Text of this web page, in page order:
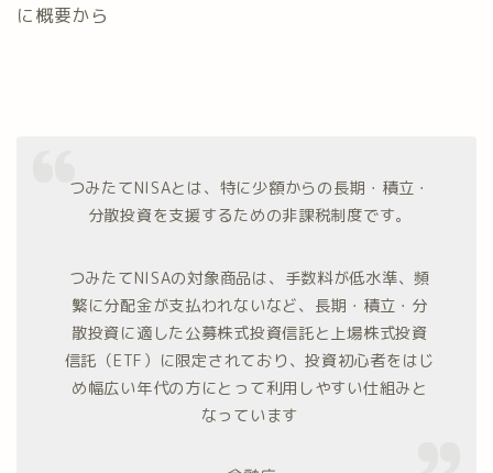
に概要から
つみたてNISAとは、特に少額からの長期・積立・
分散投資を支援するための非課税制度です。
つみたてNISAの対象商品は、手数料が低水準、頻
繁に分配金が支払われないなど、長期・積立・分
散投資に適した公募株式投資信託と上場株式投資
信託（ETF）に限定されており、投資初心者をはじ
め幅広い年代の方にとって利用しやすい仕組みと
なっています